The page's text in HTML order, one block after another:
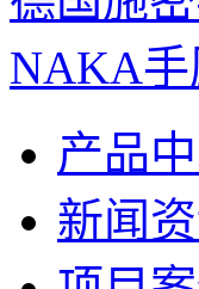
NAKA手
产品
新闻